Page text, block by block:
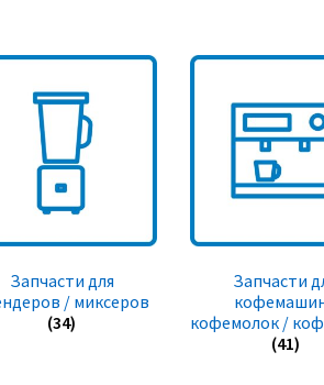
Запчасти для
/ миксеров
(34)
Запчасти
кофемолок /
(41)